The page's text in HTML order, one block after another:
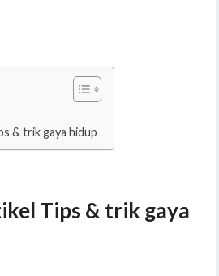
& trik gaya hidup
Tips & trik gaya